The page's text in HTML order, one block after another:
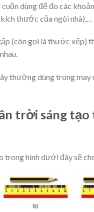
dùng để đo các
thước của ngôi nhà),…
(còn gọi là thước xếp)
thường dùng trong
trời sáng
trong hình dưới đây sẽ